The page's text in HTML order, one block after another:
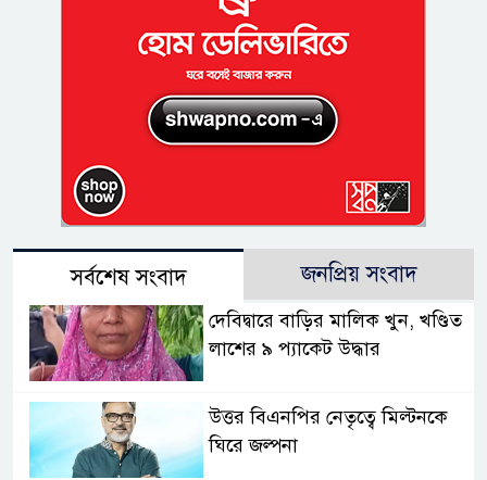
সর্বশেষ সংবাদ জনপ্রিয় সংবাদ
দেবিদ্বারে বাড়ির মালিক খুন, খণ্ডিত
লাশের ৯ প্যাকেট উদ্ধার
উত্তর বিএনপির নেতৃত্বে মিল্টনকে
ঘিরে জল্পনা